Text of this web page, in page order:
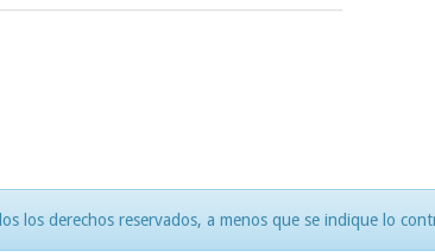
los derechos reservados, a menos que se indique lo